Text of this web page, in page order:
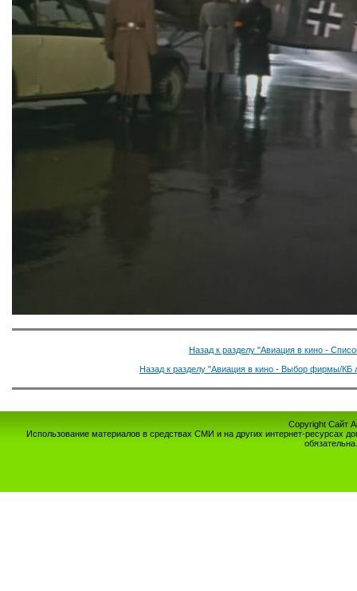
Назад к разделу "Авиация в кино -
Назад к разделу "Авиация в кино - Выбор фирмы/КБ
Copyright Сайт
Использование материалов в средствах СМИ и на других интернет-ресурсах
обязательна.